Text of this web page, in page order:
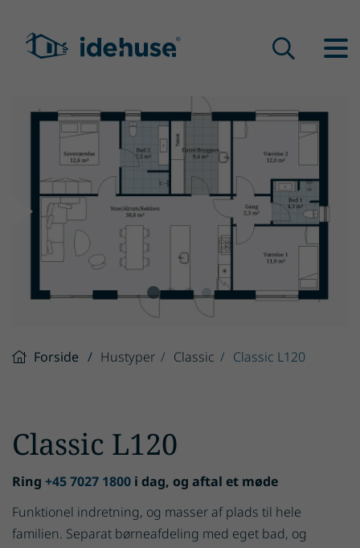
Forside Hustyper Classic Classic L120
Classic L120
Ring +45 7027 1800 i dag, og aftal et møde
Funktionel indretning, og masser af plads til hele
familien. Separat børneafdeling med eget bad, og